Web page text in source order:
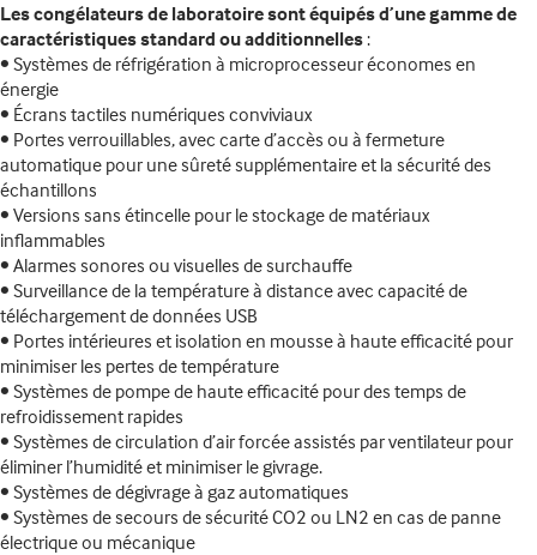
Les congélateurs de laboratoire sont équipés d’une gamme de
caractéristiques standard ou additionnelles:
• Systèmes de réfrigération à microprocesseur économes en
énergie
• Écrans tactiles numériques conviviaux
• Portes verrouillables, avec carte d’accès ou à fermeture
automatique pour une sûreté supplémentaire et la sécurité des
échantillons
• Versions sans étincelle pour le stockage de matériaux
inflammables
• Alarmes sonores ou visuelles de surchauffe
• Surveillance de la température à distance avec capacité de
téléchargement de données USB
• Portes intérieures et isolation en mousse à haute efficacité pour
minimiser les pertes de température
• Systèmes de pompe de haute efficacité pour des temps de
refroidissement rapides
• Systèmes de circulation d’air forcée assistés par ventilateur pour
éliminer l’humidité et minimiser le givrage.
• Systèmes de dégivrage à gaz automatiques
• Systèmes de secours de sécurité CO2 ou LN2 en cas de panne
électrique ou mécanique